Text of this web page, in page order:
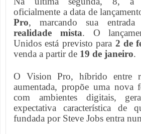
oficialmente a data de
Pro, marcando sua
realidade mista. O
Unidos está previsto para 2 de
venda a partir de 19 de janeiro.
O Vision Pro, híbrido entre
aumentada, propõe uma nova
com ambientes digitais,
expectativa característica de
fundada por Steve Jobs entra